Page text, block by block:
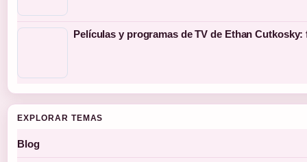
Películas y programas de TV de Ethan
EXPLORAR TEMAS
Blog